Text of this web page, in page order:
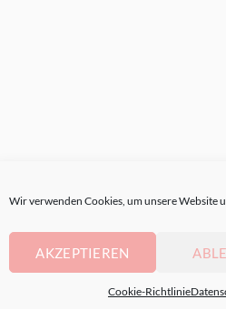
Wir verwenden Cookies, um unsere Website
AKZEPTIEREN
Cookie-Richtlinie